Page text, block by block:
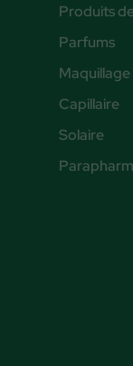
Produits
Parfums
Maquillage
Capillaire
Solaire